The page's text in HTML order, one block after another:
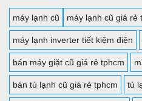
máy lạnh cũ máy lạnh cũ giá rẻ
máy lạnh inverter tiết kiệm điện
bán máy giặt cũ giá rẻ tphcm
bán tủ lạnh cũ giá rẻ tphcm tủ